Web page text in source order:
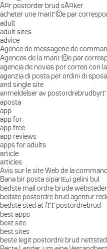
Ã¤r postorder brud sÃ¤ker
acheter une mariГ©e par
adult
adult sites
advice
Agence de messagerie de
Agences de la mariГ©e par
agencia de novias por correo con
agenzia di posta per ordini di sposa
and single site
anmeldelser av
aposta
app
app for
app free
app reviews
apps for adults
article
articles
Avis sur le site Web de la
Bana bir posta sipariЕџi gelini bul
bedste mail ordre brude
bedste postordre brud agentur
bedste sted at fГҐ postordrebrud
best apps
best site
best sites
beste legit postordre brud